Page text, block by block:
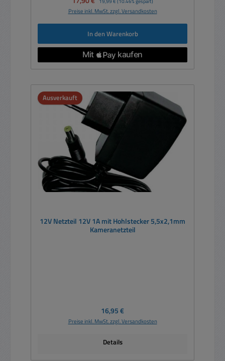
Preise inkl. MwSt. zzgl. Versandkosten
In den Warenkorb
Ausverkauft
12V Netzteil 12V 1A mit Hohlstecker 5,5x2,1mm
Kameranetzteil
Regulärer Preis:
16,95 €
Preise inkl. MwSt. zzgl. Versandkosten
Details